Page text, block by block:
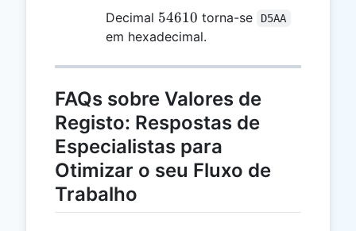
Decimal 54610
54610 torna-se D5AA
em hexadecimal.
FAQs sobre Valores de
Registo: Respostas de
Especialistas para
Otimizar o seu Fluxo de
Trabalho